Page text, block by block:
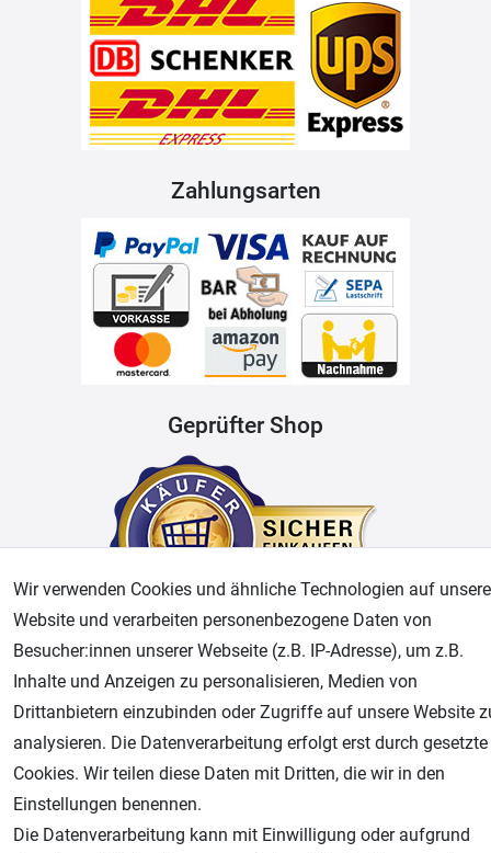
Zahlungsarten
Geprüfter Shop
Airbrush-City
Fachhandel für: Airbrushpistolen, Kompressoren, Airbrushfarben
Modellbau-City
Wir verwenden Cookies und ähnliche Technologien auf
Website und verarbeiten personenbezogene Daten von
Besucher:innen unserer Webseite (z.B. IP-Adresse), um z.B.
Inhalte und Anzeigen zu personalisieren, Medien von
Drittanbietern einzubinden oder Zugriffe auf unsere Website
analysieren. Die Datenverarbeitung erfolgt erst durch gesetzte
Cookies. Wir teilen diese Daten mit Dritten, die wir in den
Einstellungen benennen.
Die Datenverarbeitung kann mit Einwilligung oder aufgrund